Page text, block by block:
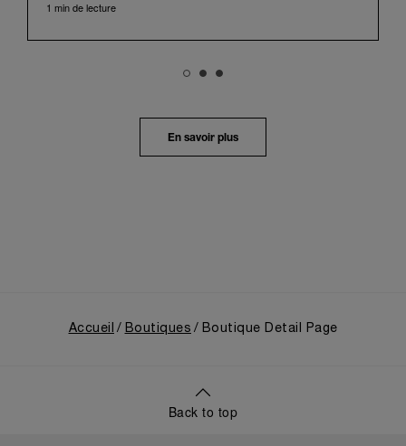
visiteurs ont pu venir l’admirer dans le Huashan
historique. Fort d'une histoire séculaire, ce lieu
mêlant harmonieusement le patrimoine local au
évolution depuis ses origines en tant que
1 min de lecture
En savoir plus
Accueil Boutiques Boutique Detail Page
Back to top